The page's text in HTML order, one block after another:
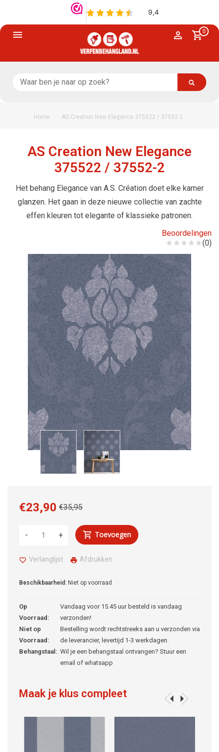
0
Home AS Creation New Elegance 375522 / 37552-2
AS Creation New Elegance
375522 / 37552-2
Het behang Elegance van A.S. Création doet elke kamer
glanzen. Het gaan in deze nieuwe collectie van zachte
effen kleuren tot elegante of klassieke patronen.
Beoordelingen
(0)
€35,95
€23,90
+
- Toevoegen
Verlanglijst Afdrukken
Beschikbaarheid: Niet op voorraad
Op
Voorraad:
Vandaag voor 15.45 uur besteld is vandaag
verzonden!
Niet op
Voorraad:
Bestelling wordt rechtstreeks aan u verzonden via
de leverancier, levertijd 1-3 werkdagen.
Behangstaal: Wil je een behangstaal ontvangen? Stuur een
email of whatsapp
Maak je klus compleet